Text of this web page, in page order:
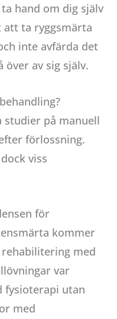
hand om dig själv
ta ryggsmärta
inte avfärda det
över av sig själv.
studier på manuell
förlossning.
viss
för
kommer
rehabilitering med
var
fysioterapi utan
med